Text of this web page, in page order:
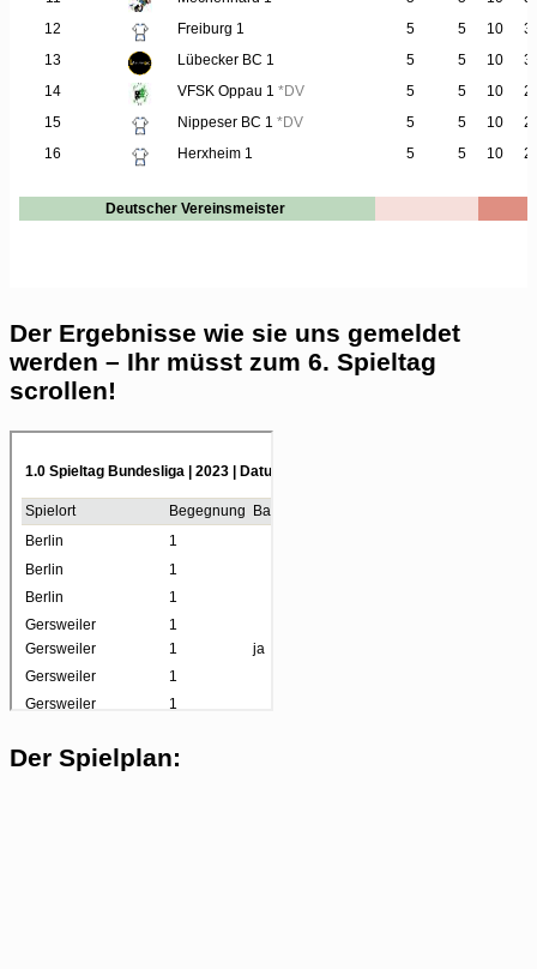
Der Ergebnisse wie sie uns gemeldet
werden – Ihr müsst zum 6. Spieltag
scrollen!
Der Spielplan: